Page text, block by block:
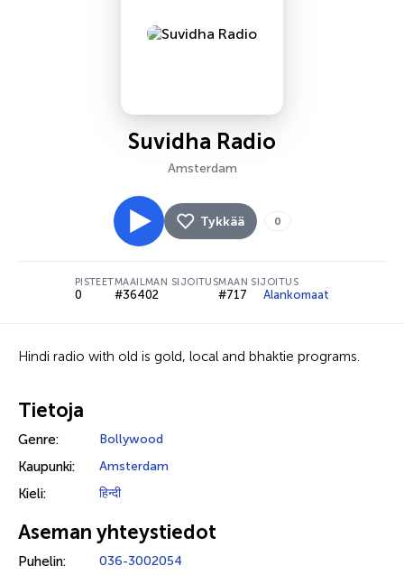
Suvidha Radio
Amsterdam
Tykkää 0
PISTEET
0
MAAILMAN SIJOITUS
#36402
MAAN SIJOITUS
#717 Alankomaat
Hindi radio with old is gold, local and bhaktie programs.
Tietoja
Genre: Bollywood
Kaupunki: Amsterdam
Kieli: हिन्दी
Aseman yhteystiedot
Puhelin: 036-3002054